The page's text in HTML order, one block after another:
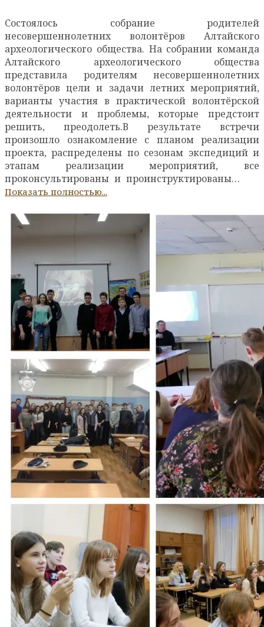
Состоялось собрание родителей
несовершеннолетних волонтёров Алтайского
археологического общества. На собрании команда
Алтайского археологического общества
представила родителям несовершеннолетних
волонтёров цели и задачи летних мероприятий,
варианты участия в практической волонтёрской
деятельности и проблемы, которые предстоит
решить, преодолеть.В результате встречи
произошло ознакомление с планом реализации
проекта, распределены по сезонам экспедиций и
этапам реализации мероприятий, все
проконсультированы и проинструктированы…